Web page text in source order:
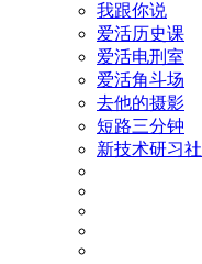
我跟你说
爱活历史课
爱活电刑室
爱活角斗场
去他的摄影
短路三分钟
新技术研习社